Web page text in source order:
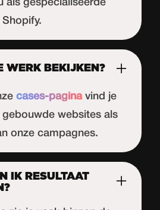
als gespecialiseerde
WERK BEKIJKEN?
cases-pagina vind je
websites als
onze campagnes.
IK RESULTAAT